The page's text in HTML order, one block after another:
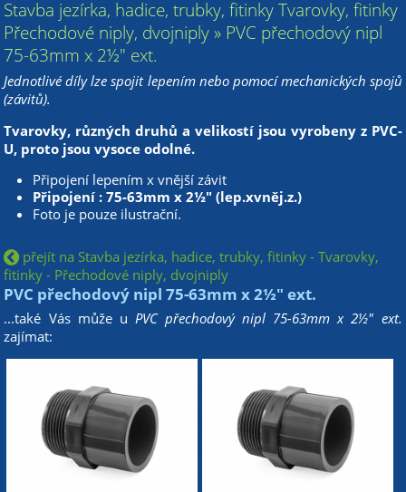
Stavba jezírka, hadice, trubky, fitinky Tvarovky, fitinky
Přechodové niply, dvojniply » PVC přechodový nipl
75-63mm x 2½" ext.
Jednotlivé díly lze spojit lepením nebo pomocí mechanických spojů
(závitů).
Tvarovky, různých druhů a velikostí jsou vyrobeny z PVC-
U, proto jsou vysoce odolné.
Připojení lepením x vnější závit
Připojení : 75-63mm x 2½" (lep.xvněj.z.)
Foto je pouze ilustrační.
přejít na Stavba jezírka, hadice, trubky, fitinky - Tvarovky,
fitinky - Přechodové niply, dvojniply
PVC přechodový nipl 75-63mm x 2½" ext.
...také Vás může u PVC přechodový nipl 75-63mm x 2½" ext.
zajímat: